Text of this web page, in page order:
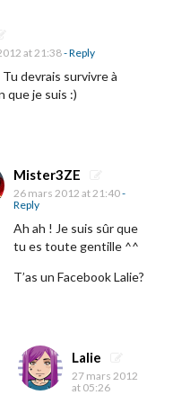
at 21:38- Reply
devrais survivre à
que je suis :)
Mister3ZE
26 mars 2012 at 21:40-
Reply
Ah ah ! Je suis sûr que
tu es toute gentille ^^
T’as un Facebook Lalie?
Lalie
27 mars 2012
at 05:26